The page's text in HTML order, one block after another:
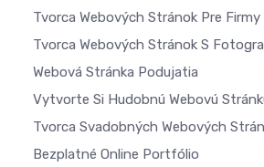
Tvorca Webových Stránok Pre Firmy
Tvorca Webových Stránok S
Webová Stránka Podujatia
Vytvorte Si Hudobnú Webovú
Tvorca Svadobných Webových
Bezplatné Online Portfólio